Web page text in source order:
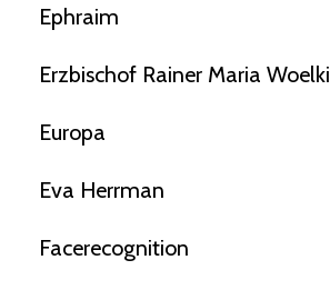
Ephraim
Erzbischof Rainer Maria Woelki
Europa
Eva Herrman
Facerecognition